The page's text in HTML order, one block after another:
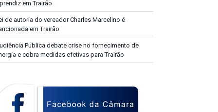
em Trairão
de autoria do vereador Charles Marcelino é
em Trairão
Pública debate crise no fornecimento de
e cobra medidas efetivas para Trairão